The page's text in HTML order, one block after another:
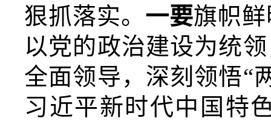
狠抓落实。 一要旗帜
以党的政治建设为统
全面领导，深刻领悟“
习近平新时代中国特